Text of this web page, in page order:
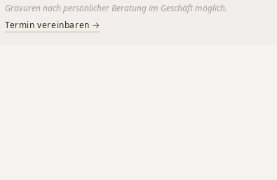
Gravuren nach persönlicher Beratung im Geschäft möglich.
Termin vereinbaren →